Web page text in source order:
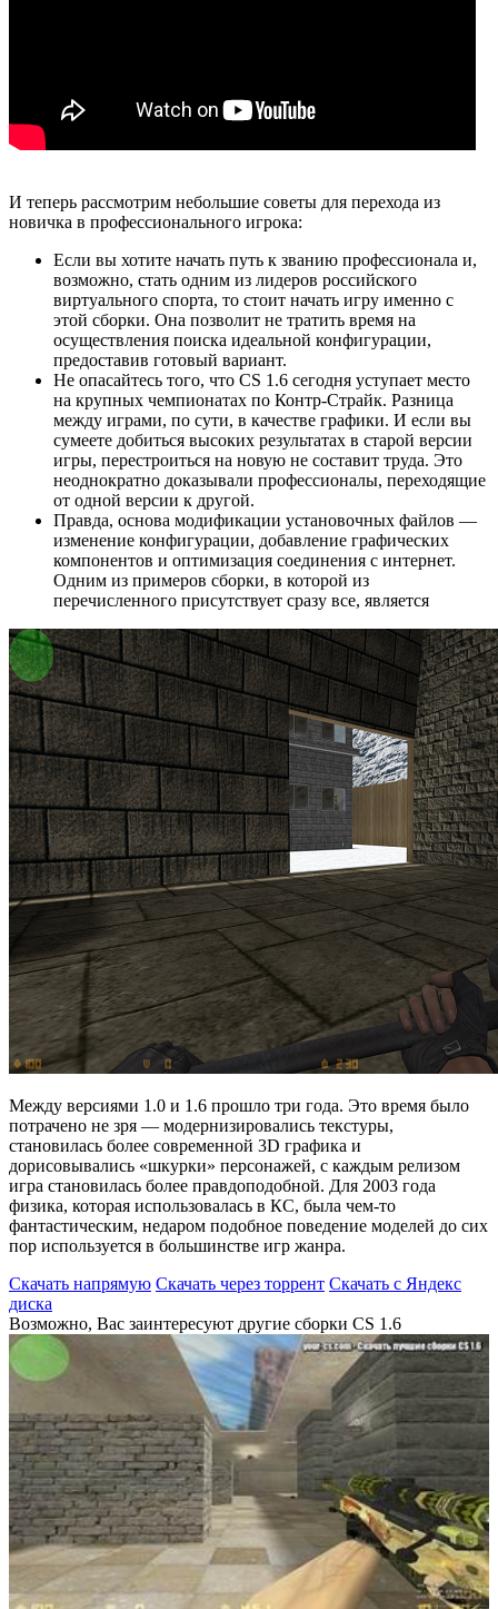
И теперь рассмотрим небольшие советы для перехода из
новичка в профессионального игрока:
Если вы хотите начать путь к званию профессионала и,
возможно, стать одним из лидеров российского
виртуального спорта, то стоит начать игру именно с
этой сборки. Она позволит не тратить время на
осуществления поиска идеальной конфигурации,
предоставив готовый вариант.
Не опасайтесь того, что CS 1.6 сегодня уступает место
на крупных чемпионатах по Контр-Страйк. Разница
между играми, по сути, в качестве графики. И если вы
сумеете добиться высоких результатах в старой версии
игры, перестроиться на новую не составит труда. Это
неоднократно доказывали профессионалы, переходящие
от одной версии к другой.
Правда, основа модификации установочных файлов —
изменение конфигурации, добавление графических
компонентов и оптимизация соединения с интернет.
Одним из примеров сборки, в которой из
перечисленного присутствует сразу все, является
Между версиями 1.0 и 1.6 прошло три года. Это время было
потрачено не зря — модернизировались текстуры,
становилась более современной 3D графика и
дорисовывались «шкурки» персонажей, с каждым релизом
игра становилась более правдоподобной. Для 2003 года
физика, которая использовалась в КС, была чем-то
фантастическим, недаром подобное поведение моделей до сих
пор используется в большинстве игр жанра.
Скачать напрямую Скачать через торрент Скачать с Яндекс
диска
Возможно, Вас заинтересуют другие сборки CS 1.6